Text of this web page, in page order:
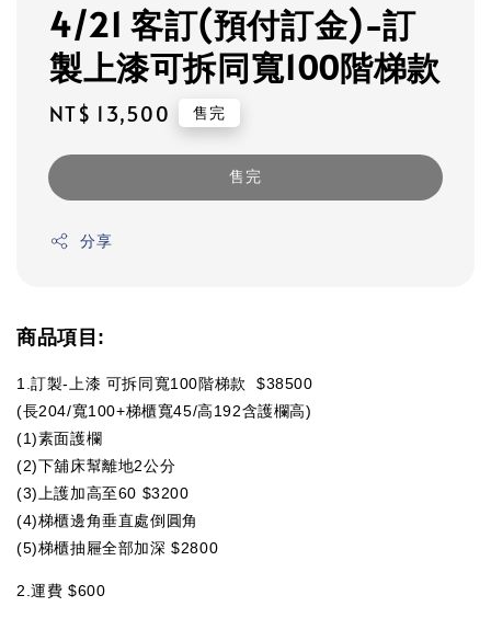
4/21 客訂(預付訂金)-訂
製上漆可拆同寬100階梯款
Regular
NT$ 13,500 售完
售完
分享
商品項目:
1.訂製-上漆 可拆同寬100階梯款 $38500
(長204/寬100+梯櫃寬45/高192含護欄高)
(1)素面護欄
(2)下舖床幫離地2公分
(3)上護加高至60 $3200
(4)梯櫃邊角垂直處倒圓角
(5)梯櫃抽屜全部加深 $2800
2.運費 $600